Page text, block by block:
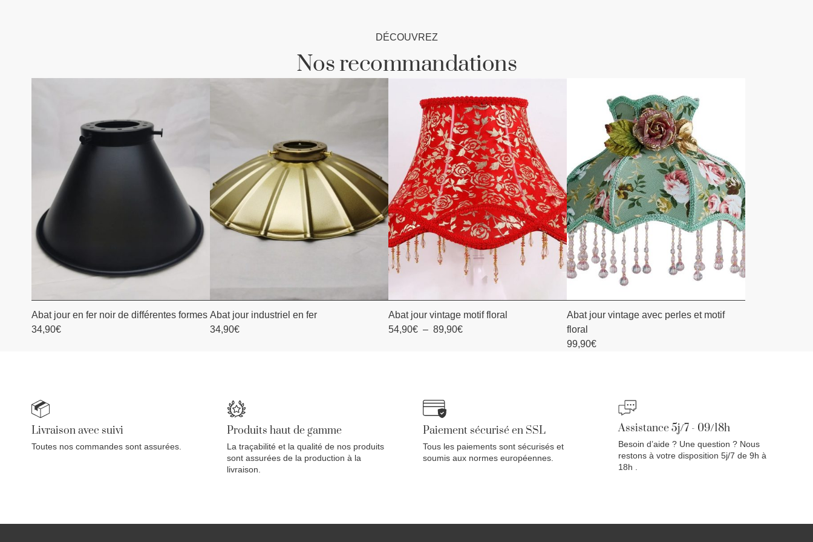
DÉCOUVREZ
Nos recommandations
AJOUTER AU PANIER
Abat jour en fer noir de différentes formes
34,90€
AJOUTER AU PANIER
Abat jour industriel en fer
34,90€
AJOUTER AU PANIER
Abat jour vintage motif floral
54,90€ – 89,90€
AJOUTER AU PANIER
Abat jour vintage avec perles et motif
floral
99,90€
Livraison avec suivi
Toutes nos commandes sont assurées.
Produits haut de gamme
La traçabilité et la qualité de nos produits
sont assurées de la production à la
livraison.
Paiement sécurisé en SSL
Tous les paiements sont sécurisés et
soumis aux normes européennes.
Assistance 5j/7 - 09/18h
Besoin d’aide ? Une question ? Nous
restons à votre disposition 5j/7 de 9h à
18h .